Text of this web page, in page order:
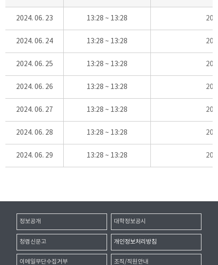
2024. 06. 23 13:28 ~ 13:28
2024. 06. 24 13:28 ~ 13:28
2024. 06. 25 13:28 ~ 13:28
2024. 06. 26 13:28 ~ 13:28
2024. 06. 27 13:28 ~ 13:28
2024. 06. 28 13:28 ~ 13:28
2024. 06. 29 13:28 ~ 13:28
정보공개 대학정보공시
청렴신문고 개인정보처리방침
이메일무단수집거부 조직/직원안내